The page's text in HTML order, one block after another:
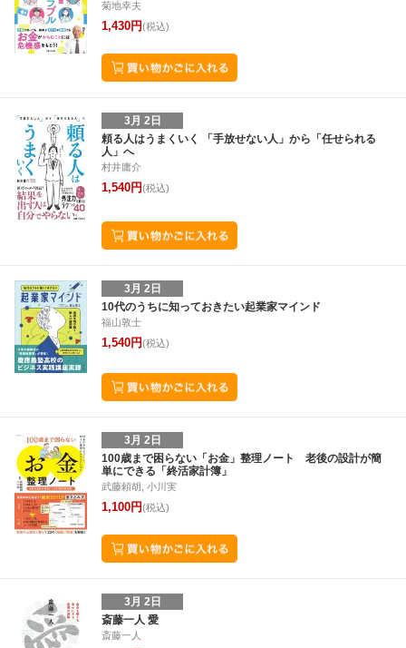
菊地幸夫
1,430円(税込)
3月 2日
頼る人はうまくいく 「手放せない人」から「任せられる
人」へ
村井庸介
1,540円(税込)
3月 2日
10代のうちに知っておきたい起業家マインド
福山敦士
1,540円(税込)
3月 2日
100歳まで困らない「お金」整理ノート 老後の設計が簡
単にできる「終活家計簿」
武藤頼胡, 小川実
1,100円(税込)
3月 2日
斎藤一人 愛
斎藤一人